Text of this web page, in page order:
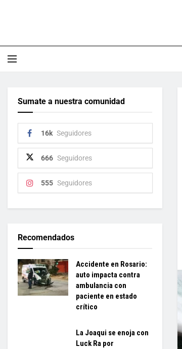
Sumate a nuestra comunidad
16k Seguidores
666 Seguidores
555 Seguidores
Recomendados
Accidente en Rosario:
auto impacta contra
ambulancia con
paciente en estado
crítico
La Joaqui se enoja con
Luck Ra por